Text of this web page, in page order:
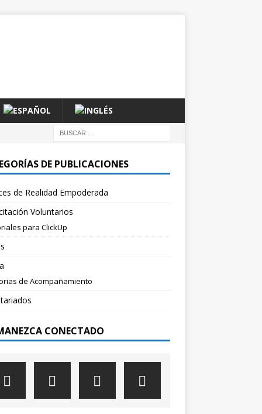
DE PUBLICACIONES
de Realidad Empoderada
Voluntarios
para ClickUp
de Acompañamiento
CONECTADO